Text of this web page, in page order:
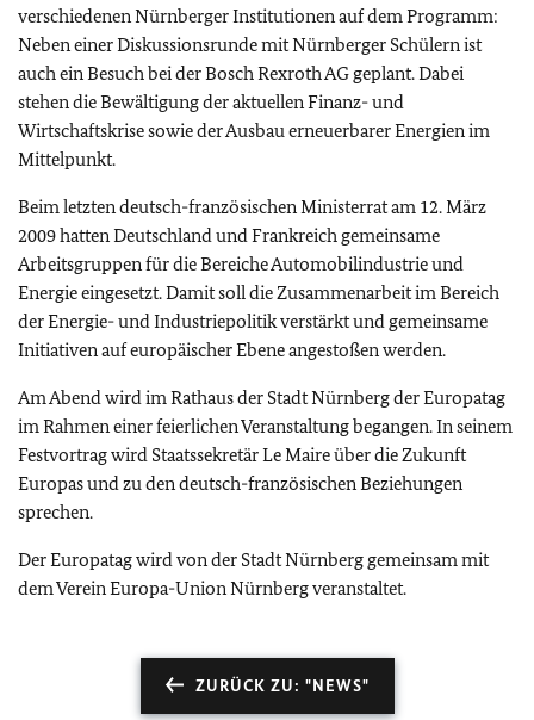
verschiedenen Nürnberger Institutionen auf dem Programm:
Neben einer Diskussionsrunde mit Nürnberger Schülern ist
auch ein Besuch bei der Bosch Rexroth AG geplant. Dabei
stehen die Bewältigung der aktuellen Finanz- und
Wirtschaftskrise sowie der Ausbau erneuerbarer Energien im
Mittelpunkt.
Beim letzten deutsch-französischen Ministerrat am 12. März
2009 hatten Deutschland und Frankreich gemeinsame
Arbeitsgruppen für die Bereiche Automobilindustrie und
Energie eingesetzt. Damit soll die Zusammenarbeit im Bereich
der Energie- und Industriepolitik verstärkt und gemeinsame
Initiativen auf europäischer Ebene angestoßen werden.
Am Abend wird im Rathaus der Stadt Nürnberg der Europatag
im Rahmen einer feierlichen Veranstaltung begangen. In seinem
Festvortrag wird Staatssekretär Le Maire über die Zukunft
Europas und zu den deutsch-französischen Beziehungen
sprechen.
Der Europatag wird von der Stadt Nürnberg gemeinsam mit
dem Verein Europa-Union Nürnberg veranstaltet.
ZURÜCK ZU: "NEWS"